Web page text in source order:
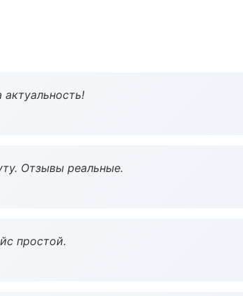
Отзывы реальные.
простой.